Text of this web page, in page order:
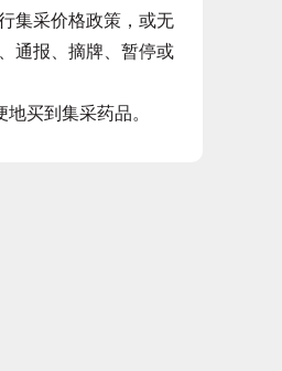
集采价格政策，或无
通报、摘牌、暂停或
买到集采药品。